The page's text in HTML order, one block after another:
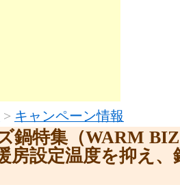
> キャンペーン情報
鍋特集（WARM
房設定温度を抑え